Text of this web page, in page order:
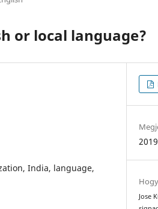
or local language?
India, language,
Jose